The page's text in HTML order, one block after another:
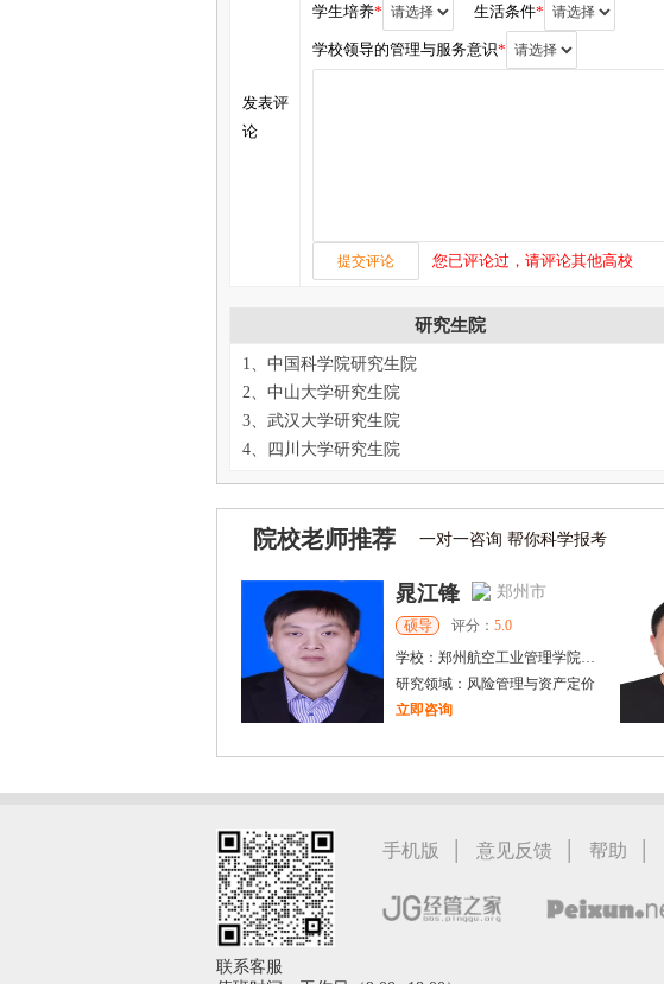
发表评
论
学生培养* 生活条件*
学校领导的管理与服务意识*
您已评论过，请评论其他高校
研究生院
1、中国科学院研究生院
2、中山大学研究生院
3、武汉大学研究生院
4、四川大学研究生院
院校老师推荐 一对一咨询 帮你科学报考
晁江锋 郑州市
硕导 评分： 5.0
学校： 郑州航空工业管理学院-商学院
研究领域： 风险管理与资产定价
立即咨询
立即咨询
手机版 | 意见反馈 | 帮助 |
联系客服